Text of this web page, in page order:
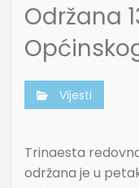
Održana
Vijesti
Trinaesta
održana je u